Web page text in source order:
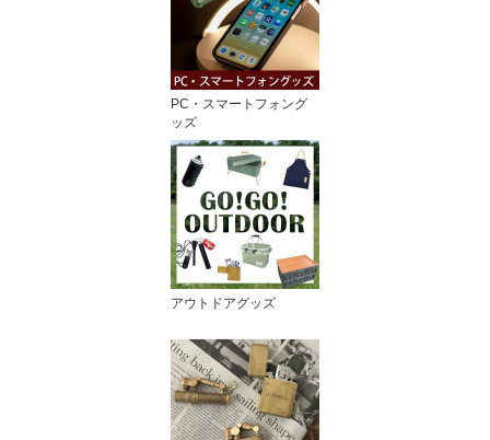
PC・スマートフォング
ッズ
アウトドアグッズ